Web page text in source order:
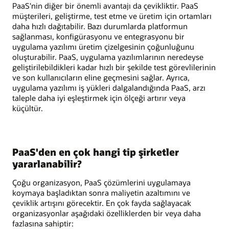
PaaS'nin diğer bir önemli avantajı da çevikliktir. PaaS
müşterileri, geliştirme, test etme ve üretim için ortamları
daha hızlı dağıtabilir. Bazı durumlarda platformun
sağlanması, konfigürasyonu ve entegrasyonu bir
uygulama yazılımı üretim çizelgesinin çoğunluğunu
oluşturabilir. PaaS, uygulama yazılımlarının neredeyse
geliştirilebildikleri kadar hızlı bir şekilde test görevlilerinin
ve son kullanıcıların eline geçmesini sağlar. Ayrıca,
uygulama yazılımı iş yükleri dalgalandığında PaaS, arzı
taleple daha iyi eşleştirmek için ölçeği artırır veya
küçültür.
PaaS'den en çok hangi tip şirketler
yararlanabilir?
Çoğu organizasyon, PaaS çözümlerini uygulamaya
koymaya başladıktan sonra maliyetin azaltımını ve
çeviklik artışını görecektir. En çok fayda sağlayacak
organizasyonlar aşağıdaki özelliklerden bir veya daha
fazlasına sahiptir: